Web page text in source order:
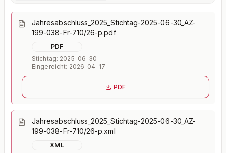
Jahresabschluss_2025_Stichtag-2025-06-30_AZ-
199-038-Fr-710/26-p.pdf
PDF
Stichtag: 2025-06-30
Eingereicht: 2026-04-17
PDF
Jahresabschluss_2025_Stichtag-2025-06-30_AZ-
199-038-Fr-710/26-p.xml
XML